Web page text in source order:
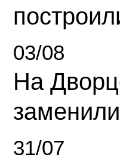
03/08
На
31/07